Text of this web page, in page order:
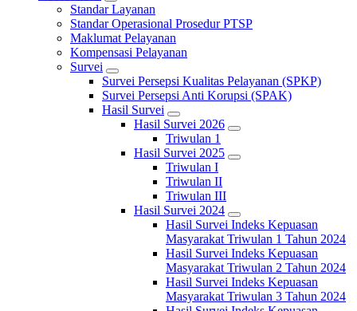
Standar Layanan
Standar Operasional Prosedur PTSP
Maklumat Pelayanan
Kompensasi Pelayanan
Survei
Survei Persepsi Kualitas Pelayanan (SPKP)
Survei Persepsi Anti Korupsi (SPAK)
Hasil Survei
Hasil Survei 2026
Triwulan 1
Hasil Survei 2025
Triwulan I
Triwulan II
Triwulan III
Hasil Survei 2024
Hasil Survei Indeks Kepuasan
Masyarakat Triwulan 1 Tahun 2024
Hasil Survei Indeks Kepuasan
Masyarakat Triwulan 2 Tahun 2024
Hasil Survei Indeks Kepuasan
Masyarakat Triwulan 3 Tahun 2024